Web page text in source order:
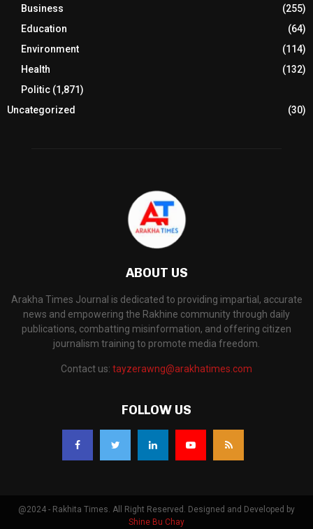
Business
(255)
Education
(64)
Environment
(114)
Health
(132)
Politic (1,871)
Uncategorized
(30)
ABOUT US
Arakha Times Journal is dedicated to providing impartial, accurate
news and empowering the Rakhine community through daily
publications, combatting misinformation, and offering citizen
journalism training to promote media freedom.
Contact us: tayzerawng@arakhatimes.com
FOLLOW US
@2024 - Rakhita Times. All Right Reserved. Designed and Developed by
Shine Bu Chay